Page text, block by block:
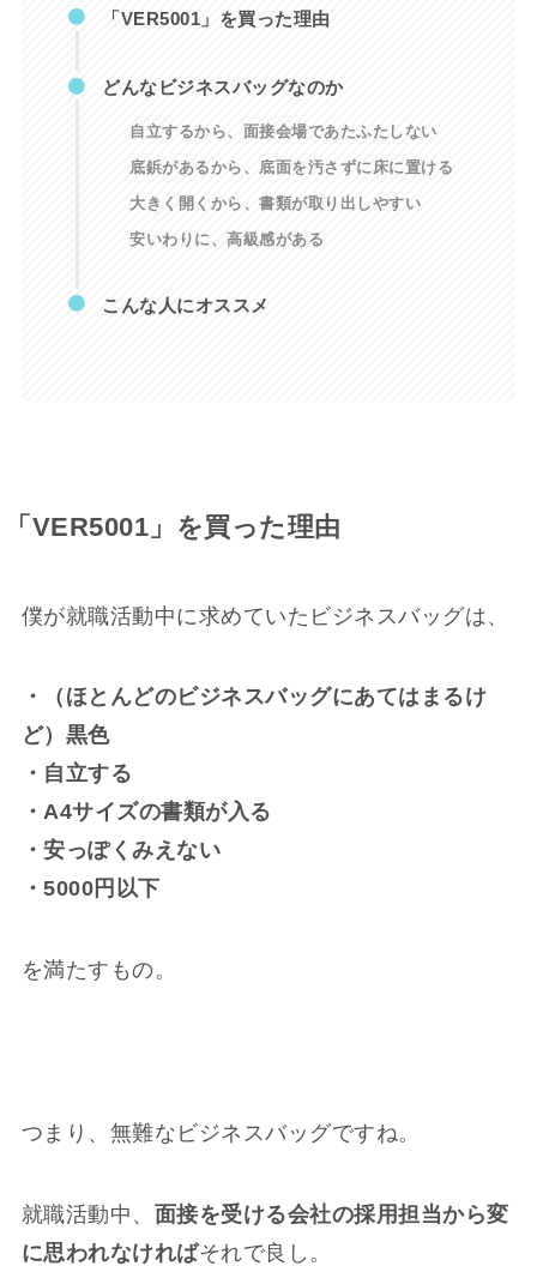
「VER5001」を買った理由
どんなビジネスバッグなのか
自立するから、面接会場であたふたしない
底鋲があるから、底面を汚さずに床に置ける
大きく開くから、書類が取り出しやすい
安いわりに、高級感がある
こんな人にオススメ
「VER5001」を買った理由
僕が就職活動中に求めていたビジネスバッグは、
・（ほとんどのビジネスバッグにあてはまるけ
ど）黒色
・自立する
・A4サイズの書類が入る
・安っぽくみえない
・5000円以下
を満たすもの。
つまり、無難なビジネスバッグですね。
就職活動中、 面接を受ける会社の採用担当から変
に思われなければそれで良し。